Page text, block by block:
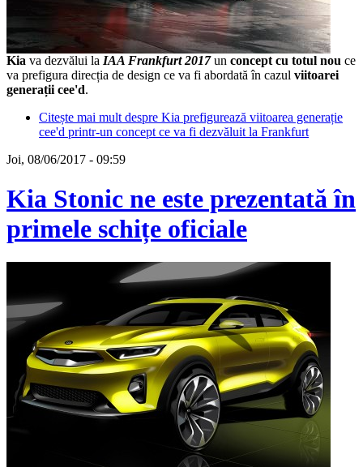
Kia va dezvălui la IAA Frankfurt 2017un concept cu totul nou ce
va prefigura direcția de design ce va fi abordată în cazul viitoarei
generații cee'd.
Citește mai mult despre Kia prefigurează viitoarea generație
cee'd printr-un concept ce va fi dezvăluit la Frankfurt
Joi, 08/06/2017 - 09:59
Kia Stonic ne este prezentată în
primele schițe oficiale